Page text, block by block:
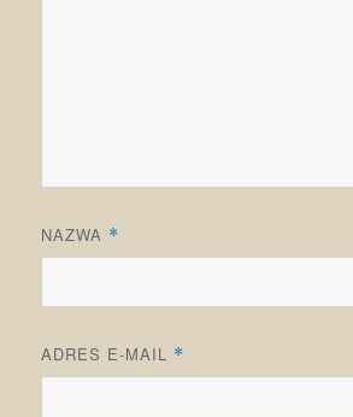
NAZWA *
ADRES E-MAIL *